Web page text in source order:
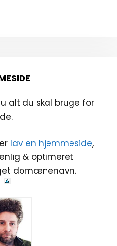
alt du skal bruge for
lav en hjemmeside,
& optimeret
domænenavn.